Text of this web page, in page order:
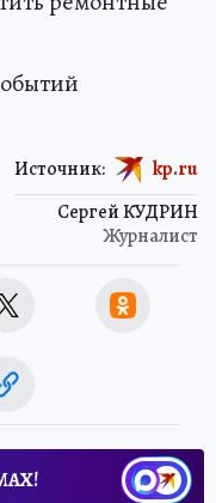
Сергей КУДРИН
Журналист
Источник: kp.ru